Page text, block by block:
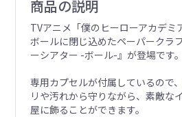
商品の説明
TVアニメ「僕のヒーローアカデミ
ボールに閉じ込めたペーパークラ
ーシアター -ボール-』が登場です。
専用カプセルが付属しているので
リや汚れから守りながら、素敵な
屋に飾ることができます。